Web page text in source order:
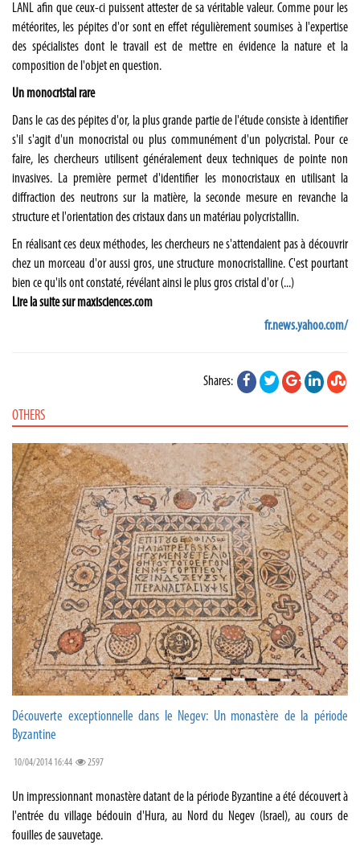
LANL afin que ceux-ci puissent attester de sa véritable valeur. Comme pour les
météorites, les pépites d'or sont en effet régulièrement soumises à l'expertise
des spécialistes dont le travail est de mettre en évidence la nature et la
composition de l'objet en question.
Un monocristal rare
Dans le cas des pépites d'or, la plus grande partie de l'étude consiste à identifier
s'il s'agit d'un monocristal ou plus communément d'un polycristal. Pour ce
faire, les chercheurs utilisent généralement deux techniques de pointe non
invasives. La première permet d'identifier les monocristaux en utilisant la
diffraction des neutrons sur la matière, la seconde mesure en revanche la
structure et l'orientation des cristaux dans un matériau polycristallin.
En réalisant ces deux méthodes, les chercheurs ne s'attendaient pas à découvrir
chez un morceau d'or aussi gros, une structure monocristalline. C'est pourtant
bien ce qu'ils ont constaté, révélant ainsi le plus gros cristal d'or (...)
Lire la suite sur maxisciences.com
fr.news.yahoo.com/
Shares:
OTHERS
Découverte exceptionnelle dans le Negev: Un monastère de la période
Byzantine
10/04/2014 16:44 2597
Un impressionnant monastère datant de la période Byzantine a été découvert à
l'entrée du village bédouin d'Hura, au Nord du Negev (Israel), au cours de
fouilles de sauvetage.